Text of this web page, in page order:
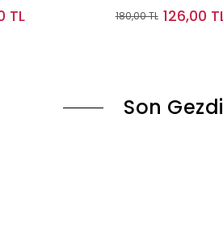
TL 180,00 TL 126,00
Son